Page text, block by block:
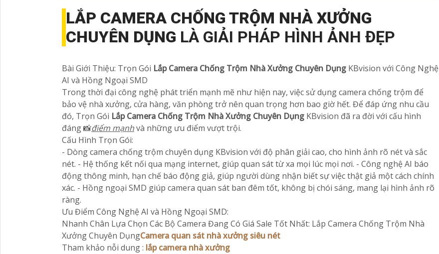
LẮP CAMERA CHỐNG TRỘM NHÀ XƯỞNG
CHUYÊN DỤNG LÀ GIẢI PHÁP HÌNH ẢNH ĐẸP
Bài Giới Thiệu: Trọn Gói Lắp Camera Chống Trộm Nhà Xưởng Chuyên Dụng KBvision với Công Nghệ
AI và Hồng Ngoại SMD
Trong thời đại công nghệ phát triển mạnh mẽ như hiện nay, việc sử dụng camera chống trộm để
bảo vệ nhà xưởng, cửa hàng, văn phòng trở nên quan trọng hơn bao giờ hết. Để đáp ứng nhu cầu
đó, Trọn Gói Lắp Camera Chống Trộm Nhà Xưởng Chuyên Dụng KBvision đã ra đời với cấu hình
đáng 📸điểm mạnhvà những ưu điểm vượt trội.
Cấu Hình Trọn Gói:
- Dòng camera chống trộm chuyên dụng KBvision với độ phân giải cao, cho hình ảnh rõ nét và sắc
nét. - Hệ thống kết nối qua mạng internet, giúp quan sát từ xa mọi lúc mọi nơi. - Công nghệ AI báo
động thông minh, hạn chế báo động giả, giúp người dùng nhận biết sự việc thật giả một cách chính
xác. - Hồng ngoại SMD giúp camera quan sát ban đêm tốt, không bị chói sáng, mang lại hình ảnh rõ
ràng.
Ưu Điểm Công Nghệ AI và Hồng Ngoại SMD:
Nhanh Chân Lựa Chọn Các Bộ Camera Đang Có Giá Sale Tốt Nhất: Lắp Camera Chống Trộm Nhà
Xưởng Chuyên DụngCamera quan sát nhà xưởng siêu nét
Tham khảo nỗi dung : lắp camera nhà xưởng